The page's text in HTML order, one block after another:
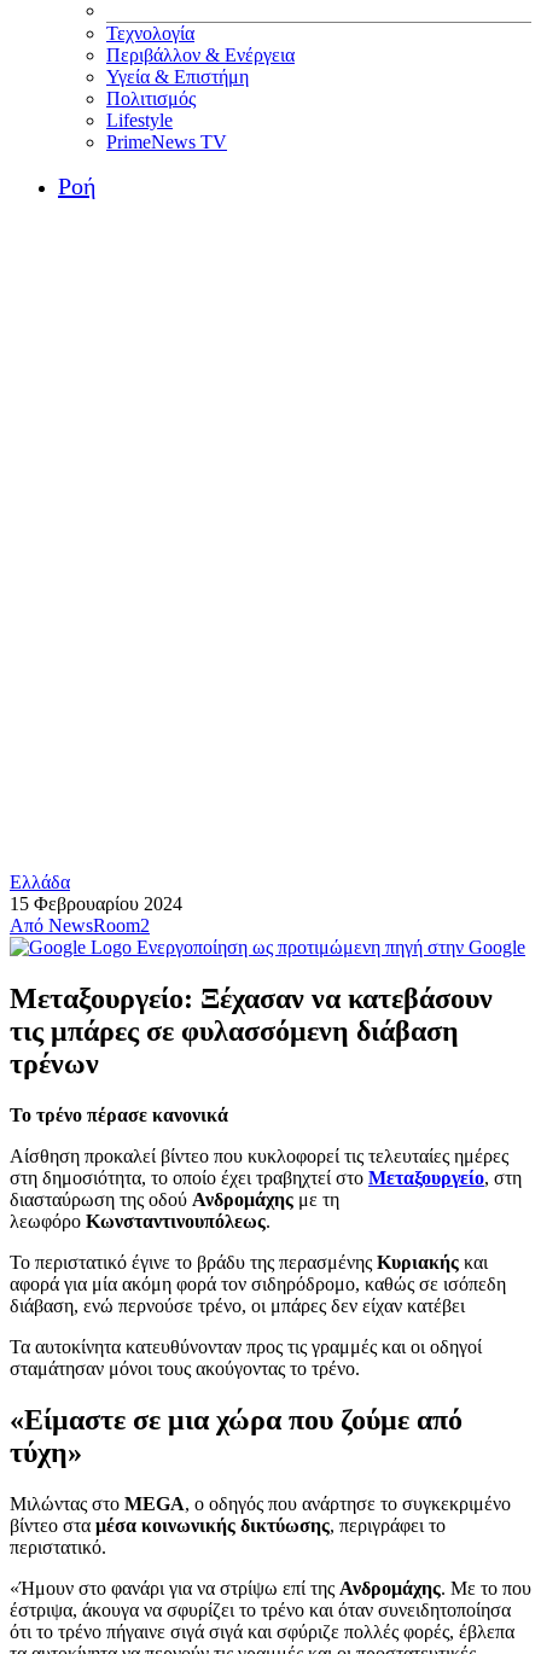
Τεχνολογία
Περιβάλλον & Ενέργεια
Υγεία & Επιστήμη
Πολιτισμός
Lifestyle
PrimeNews TV
Ροή
Ελλάδα
15 Φεβρουαρίου 2024
Από NewsRoom2
Ενεργοποίηση ως προτιμώμενη πηγή στην Google
Μεταξουργείο: Ξέχασαν να κατεβάσουν
τις μπάρες σε φυλασσόμενη διάβαση
τρένων
Το τρένο πέρασε κανονικά
Αίσθηση προκαλεί βίντεο που κυκλοφορεί τις τελευταίες ημέρες
στη δημοσιότητα, το οποίο έχει τραβηχτεί στο Μεταξουργείο, στη
διασταύρωση της οδού Ανδρομάχης με τη
λεωφόρο Κωνσταντινουπόλεως.
Το περιστατικό έγινε το βράδυ της περασμένης Κυριακής και
αφορά για μία ακόμη φορά τον σιδηρόδρομο, καθώς σε ισόπεδη
διάβαση, ενώ περνούσε τρένο, οι μπάρες δεν είχαν κατέβει
Τα αυτοκίνητα κατευθύνονταν προς τις γραμμές και οι οδηγοί
σταμάτησαν μόνοι τους ακούγοντας το τρένο.
«Είμαστε σε μια χώρα που ζούμε από
τύχη»
Μιλώντας στο MEGA, ο οδηγός που ανάρτησε το συγκεκριμένο
βίντεο στα μέσα κοινωνικής δικτύωσης, περιγράφει το
περιστατικό.
«Ήμουν στο φανάρι για να στρίψω επί της Ανδρομάχης. Με το που
έστριψα, άκουγα να σφυρίζει το τρένο και όταν συνειδητοποίησα
ότι το τρένο πήγαινε σιγά σιγά και σφύριζε πολλές φορές, έβλεπα